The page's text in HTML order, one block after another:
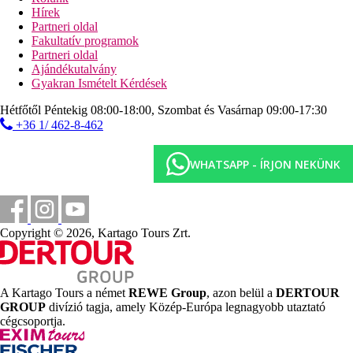
az a'la carte-étteremben is lehetséges.
Szálláshely besorolás
Az adott ország hivatalos besorolása: 5*.
Fontos foglalási információ
Felhívjuk figyelmüket, hogy Abu Dhabi emirátusnál csak
telefonos asszisztencia áll rendelkezésre!
Távolság a tengerparttól
9 km
Városközpont
36 km
Távolság a legközelebbi repülőtértől
Hírek
Partneri oldal
Fakultatív programok
Partneri oldal
Ajándékutalvány
Gyakran Ismételt Kérdések
Hétfőtől Péntekig 08:00-18:00, Szombat és Vasárnap 09:00-17:30
+36 1/ 462-8-462
WHATSAPP - ÍRJON NEKÜNK
Copyright © 2026, Kartago Tours Zrt.
A Kartago Tours a német REWE Group, azon belül a DERTOUR
GROUP divízió tagja, amely Közép-Európa legnagyobb utaztató
cégcsoportja.